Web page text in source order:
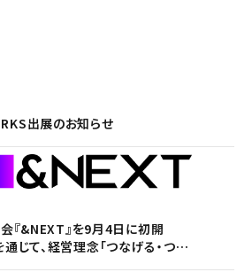
出展のお知らせ
『&NEXT』を9月4日に初開
て、経営理念「つなげる・つな
出展のお知らせ
『&NEXT』を9月4日に初開
て、経営理念「つなげる・つな
『&NEXT』を9月4日に初開
て、経営理念「つなげる・つな
」を体現〜
ナー
いまさら聞けないPPAP問題～